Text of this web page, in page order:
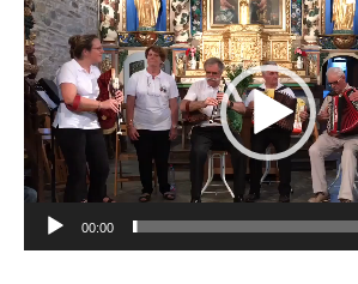
vidéo
00:00